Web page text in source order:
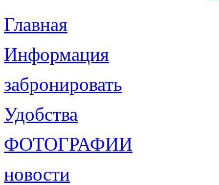
Главная
Информация
забронировать
Удобства
ФОТОГРАФИИ
новости